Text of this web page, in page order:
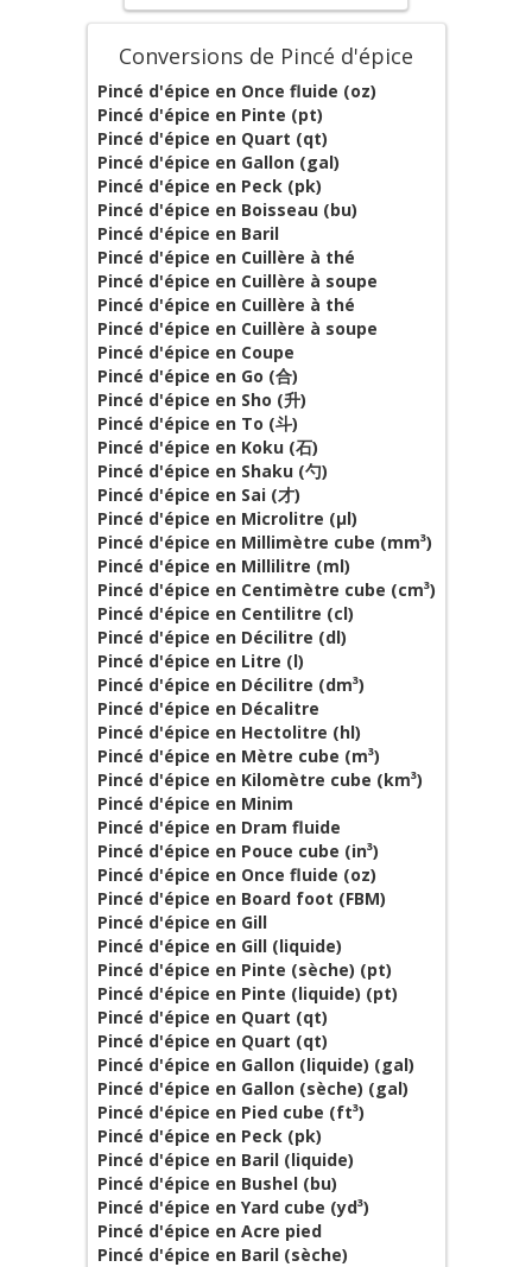
Conversions de Pincé d'épice
Pincé d'épice en Once fluide (oz)
Pincé d'épice en Pinte (pt)
Pincé d'épice en Quart (qt)
Pincé d'épice en Gallon (gal)
Pincé d'épice en Peck (pk)
Pincé d'épice en Boisseau (bu)
Pincé d'épice en Baril
Pincé d'épice en Cuillère à thé
Pincé d'épice en Cuillère à soupe
Pincé d'épice en Cuillère à thé
Pincé d'épice en Cuillère à soupe
Pincé d'épice en Coupe
Pincé d'épice en Go (合)
Pincé d'épice en Sho (升)
Pincé d'épice en To (斗)
Pincé d'épice en Koku (石)
Pincé d'épice en Shaku (勺)
Pincé d'épice en Sai (才)
Pincé d'épice en Microlitre (µl)
Pincé d'épice en Millimètre cube (mm³)
Pincé d'épice en Millilitre (ml)
Pincé d'épice en Centimètre cube (cm³)
Pincé d'épice en Centilitre (cl)
Pincé d'épice en Décilitre (dl)
Pincé d'épice en Litre (l)
Pincé d'épice en Décilitre (dm³)
Pincé d'épice en Décalitre
Pincé d'épice en Hectolitre (hl)
Pincé d'épice en Mètre cube (m³)
Pincé d'épice en Kilomètre cube (km³)
Pincé d'épice en Minim
Pincé d'épice en Dram fluide
Pincé d'épice en Pouce cube (in³)
Pincé d'épice en Once fluide (oz)
Pincé d'épice en Board foot (FBM)
Pincé d'épice en Gill
Pincé d'épice en Gill (liquide)
Pincé d'épice en Pinte (sèche) (pt)
Pincé d'épice en Pinte (liquide) (pt)
Pincé d'épice en Quart (qt)
Pincé d'épice en Quart (qt)
Pincé d'épice en Gallon (liquide) (gal)
Pincé d'épice en Gallon (sèche) (gal)
Pincé d'épice en Pied cube (ft³)
Pincé d'épice en Peck (pk)
Pincé d'épice en Baril (liquide)
Pincé d'épice en Bushel (bu)
Pincé d'épice en Yard cube (yd³)
Pincé d'épice en Acre pied
Pincé d'épice en Baril (sèche)